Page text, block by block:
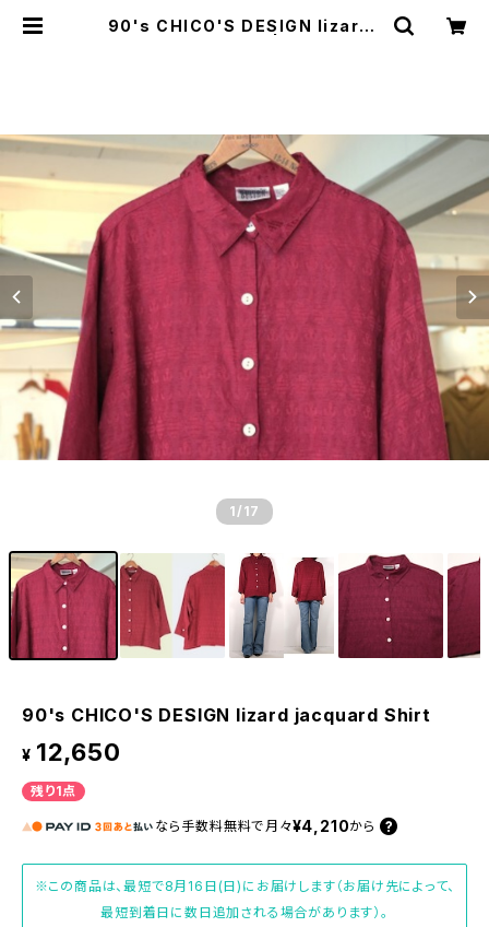
90's CHICO'S DESIGN lizard j
1 /17
90's CHICO'S DESIGN lizard jacquard Shirt
¥ 12,650
残り1点
なら 手数料無料で 月々¥4,210から
※この商品は、最短で8月16日(日)にお届けします（お届け先によって、
最短到着日に数日追加される場合があります）。